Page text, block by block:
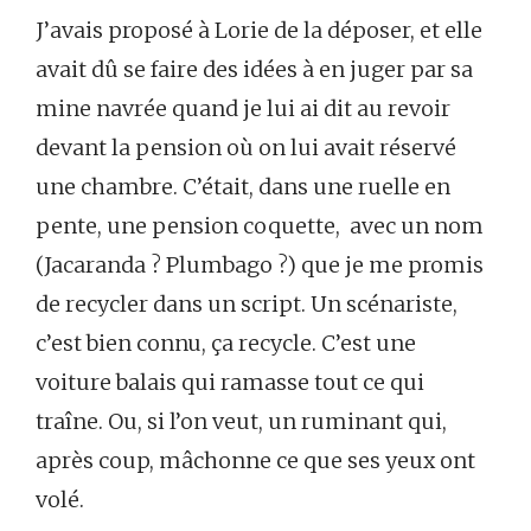
J’avais proposé à Lorie de la déposer, et elle
avait dû se faire des idées à en juger par sa
mine navrée quand je lui ai dit au revoir
devant la pension où on lui avait réservé
une chambre. C’était, dans une ruelle en
pente, une pension coquette, avec un nom
(Jacaranda ? Plumbago ?) que je me promis
de recycler dans un script. Un scénariste,
c’est bien connu, ça recycle. C’est une
voiture balais qui ramasse tout ce qui
traîne. Ou, si l’on veut, un ruminant qui,
après coup, mâchonne ce que ses yeux ont
volé.